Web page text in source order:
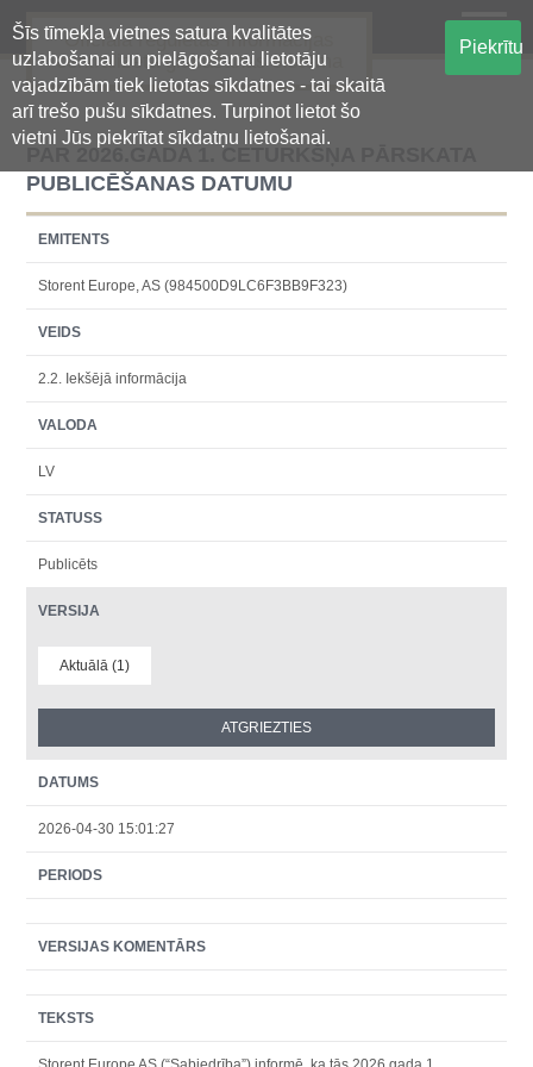
Šīs tīmekļa vietnes satura kvalitātes
uzlabošanai un pielāgošanai lietotāju
vajadzībām tiek lietotas sīkdatnes - tai skaitā
arī trešo pušu sīkdatnes. Turpinot lietot šo
vietni Jūs piekrītat sīkdatņu lietošanai.
Piekrītu
Oficiālā regulētās informācijas
centralizētā glabāšanas sistēma
PAR 2026.GADA 1. CETURKŠŅA PĀRSKATA
PUBLICĒŠANAS DATUMU
EMITENTS
Storent Europe, AS (984500D9LC6F3BB9F323)
VEIDS
2.2. Iekšējā informācija
VALODA
LV
STATUSS
Publicēts
VERSIJA
Aktuālā (1)
DATUMS
2026-04-30 15:01:27
PERIODS
VERSIJAS KOMENTĀRS
TEKSTS